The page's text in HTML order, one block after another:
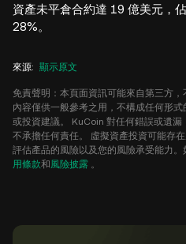
資產未平倉合約達 19 億美元，
28%。
來源: 顯示原文
免責聲明：本頁面資訊可能來自第三方
內容僅供一般參考之用，不構成任何形
或投資建議。 KuCoin 對任何錯誤或遺
不承擔任何責任。 虛擬資產投資可能存
評估產品的風險以及您的風險承受能力
用條款和風險披露 。